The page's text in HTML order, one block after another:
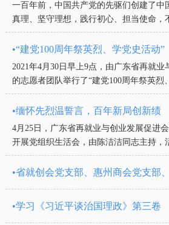
一百年前，中国共产党的先驱们创建了中
真理、坚守理想，践行初心、担当使命，
对党忠诚、不负人民的伟大建党精神，这
源。 一百年来，中国共产党...
•“建党100周年祭英烈、学党史活动”
2021年4月30日早上9点，由广东省再就业
的志愿者团队举行了“建党100周年祭英烈
动的目的地是广州起义烈士陵园，活动主
永传！向英雄致敬，...
•缅怀先烈温誓言，百年新局创新绩
4月25日，广东省再就业与创业发展促进
开展党组织生活会，由陈洁洁同志主持，
入党誓词、学习传达上级文件精神、 携
动、发展新党员、下半...
•省就创会党支部、惠州商会党支部
•学习《习近平谈治国理政》第三卷